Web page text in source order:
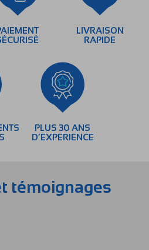
LIVRAISON
RAPIDE
PLUS 30 ANS
D’EXPERIENCE
témoignages